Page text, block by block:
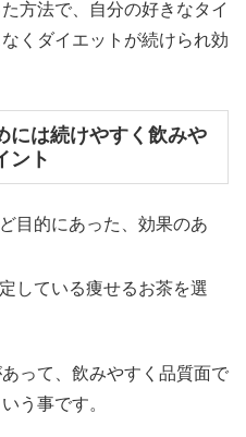
方法で、自分の好きなタイ
くダイエットが続けられ効
には続けやすく飲みや
ント
目的にあった、効果のあ
している痩せるお茶を選
って、飲みやすく品質面で
う事です。